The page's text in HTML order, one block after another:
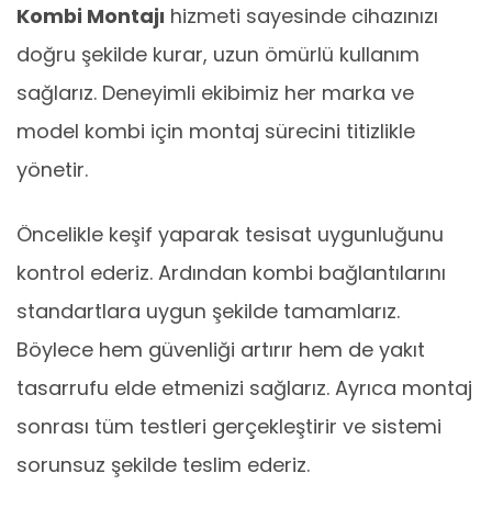
Kombi Montajı hizmeti sayesinde cihazınızı
doğru şekilde kurar, uzun ömürlü kullanım
sağlarız. Deneyimli ekibimiz her marka ve
model kombi için montaj sürecini titizlikle
yönetir.
Öncelikle keşif yaparak tesisat uygunluğunu
kontrol ederiz. Ardından kombi bağlantılarını
standartlara uygun şekilde tamamlarız.
Böylece hem güvenliği artırır hem de yakıt
tasarrufu elde etmenizi sağlarız. Ayrıca montaj
sonrası tüm testleri gerçekleştirir ve sistemi
sorunsuz şekilde teslim ederiz.